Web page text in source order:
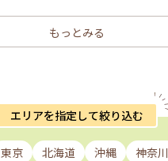
もっとみる
エリアを指定して絞り込む
東京 北海道 沖縄
神奈川